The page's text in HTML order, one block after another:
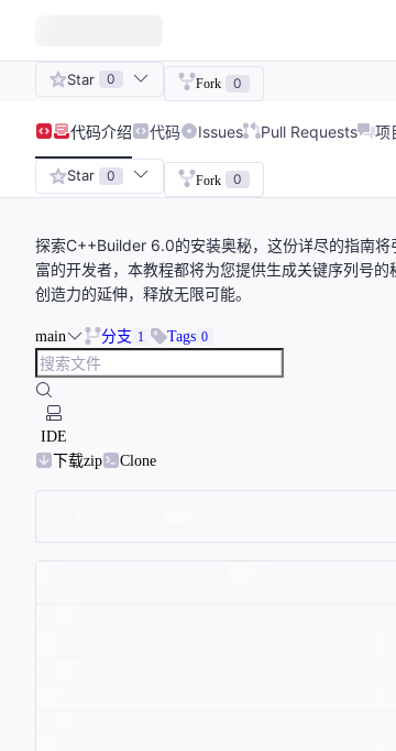
Star 0 Fork 0
代码介绍 代码 Issues Pull Requests 项
Star 0 Fork 0
探索C++Builder 6.0的安装奥秘，这份详尽的指南
富的开发者，本教程都将为您提供生成关键序列号
创造力的延伸，释放无限可能。
main 分支 1 Tags 0
IDE
下载zip
Clone